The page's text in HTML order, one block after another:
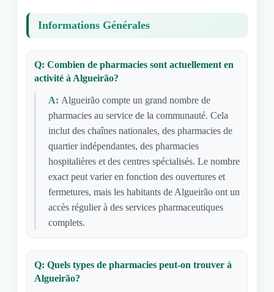
Informations Générales
Q: Combien de pharmacies sont actuellement en
activité à Algueirão?
A: Algueirão compte un grand nombre de
pharmacies au service de la communauté. Cela
inclut des chaînes nationales, des pharmacies de
quartier indépendantes, des pharmacies
hospitalières et des centres spécialisés. Le nombre
exact peut varier en fonction des ouvertures et
fermetures, mais les habitants de Algueirão ont un
accès régulier à des services pharmaceutiques
complets.
Q: Quels types de pharmacies peut-on trouver à
Algueirão?